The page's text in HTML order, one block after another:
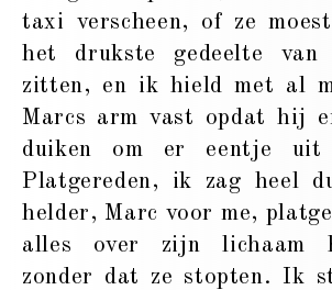
taxi verscheen, of ze
het drukste gedeelte van
zitten, en ik hield met al
Marcs arm vast opdat hij
duiken om er eentje uit
Platgereden, ik zag heel
helder, Marc voor me,
alles over zijn lichaam
zonder dat ze stopten. Ik